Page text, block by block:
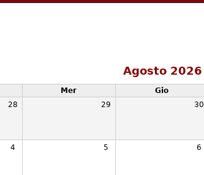
Agosto 2026
Mer Gio
28 29 30
4 5 6